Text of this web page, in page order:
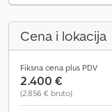
Cena i lokacija
Fiksna cena plus PDV
2.400 €
(2.856 € bruto)